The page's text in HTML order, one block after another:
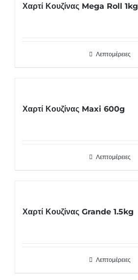
Χαρτί Κουζίνας Mega Roll 1kg
Λεπτομέρειες
Χαρτί Κουζίνας Maxi 600g
Λεπτομέρειες
Χαρτί Κουζίνας Grande 1.5kg
Λεπτομέρειες